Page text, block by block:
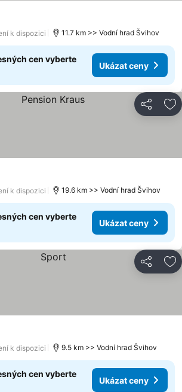
k dispozici 11.7 km >> Vodní hrad Švihov
cen vyberte
Ukázat ceny
Sdílet
k dispozici 19.6 km >> Vodní hrad Švihov
cen vyberte
Ukázat ceny
Sdílet
k dispozici 9.5 km >> Vodní hrad Švihov
cen vyberte
Ukázat ceny